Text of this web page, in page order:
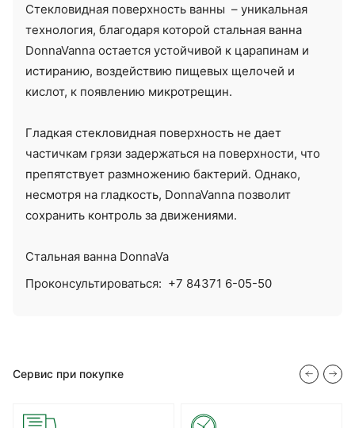
Стекловидная поверхность ванны – уникальная
технология, благодаря которой стальная ванна
DonnaVanna остается устойчивой к царапинам и
истиранию, воздействию пищевых щелочей и
кислот, к появлению микротрещин.
Гладкая стекловидная поверхность не дает
частичкам грязи задержаться на поверхности, что
препятствует размножению бактерий. Однако,
несмотря на гладкость, DonnaVanna позволит
сохранить контроль за движениями.
Стальная ванна DonnaVa
Проконсультироваться: +7 84371 6-05-50
Сервис при покупке